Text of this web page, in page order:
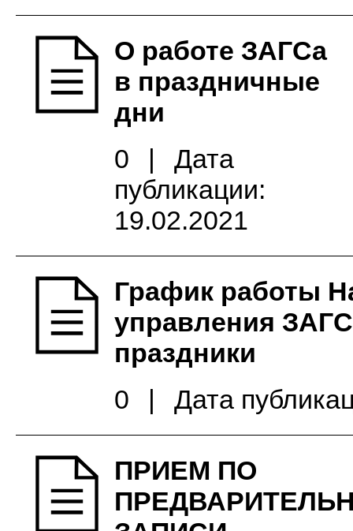
О работе ЗАГСа
в праздничные
дни
0
|
Дата
публикации:
19.02.2021
График работы
управления
праздники
0
| Дата
ПРИЕМ ПО